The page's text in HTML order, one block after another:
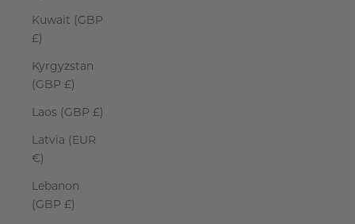
Kuwait (GBP
£)
Kyrgyzstan
(GBP £)
Laos (GBP £)
Latvia (EUR
€)
Lebanon
(GBP £)